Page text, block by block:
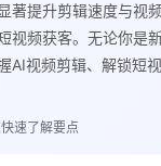
著提升剪辑速度与视
视频获客。无论你是
AI视频剪辑、解锁短
速了解要点